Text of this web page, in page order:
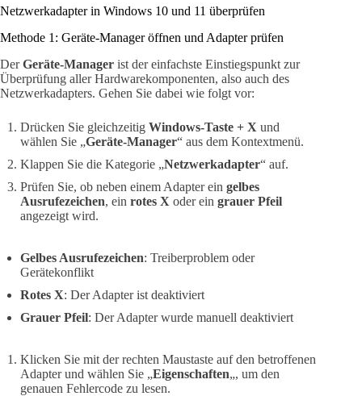
Netzwerkadapter in Windows 10 und 11 überprüfen
Methode 1: Geräte-Manager öffnen und Adapter prüfen
DerGeräte-Manager ist der einfachste Einstiegspunkt zur
Überprüfung aller Hardwarekomponenten, also auch des
Netzwerkadapters. Gehen Sie dabei wie folgt vor:
Drücken Sie gleichzeitig Windows-Taste + X und
wählen Sie „Geräte-Manager“ aus dem Kontextmenü.
Klappen Sie die Kategorie „Netzwerkadapter“ auf.
Prüfen Sie, ob neben einem Adapter ein gelbes
Ausrufezeichen, ein rotes X oder ein grauer Pfeil
angezeigt wird.
Gelbes Ausrufezeichen: Treiberproblem oder
Gerätekonflikt
Rotes X: Der Adapter ist deaktiviert
Grauer Pfeil: Der Adapter wurde manuell deaktiviert
Klicken Sie mit der rechten Maustaste auf den betroffenen
Adapter und wählen Sie „Eigenschaften„, um den
genauen Fehlercode zu lesen.